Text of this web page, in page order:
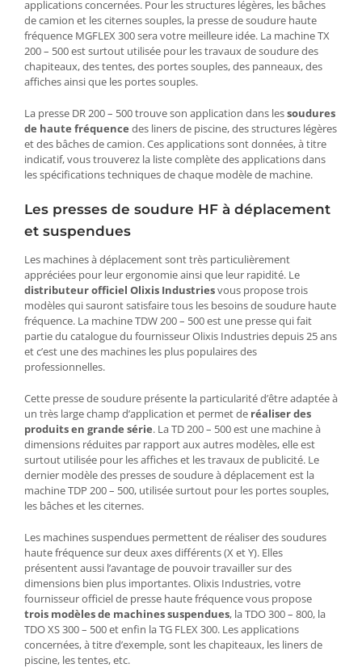
applications concernées. Pour les structures légères, les bâches
de camion et les citernes souples, la presse de soudure haute
fréquence MGFLEX 300 sera votre meilleure idée. La machine TX
200 – 500 est surtout utilisée pour les travaux de soudure des
chapiteaux, des tentes, des portes souples, des panneaux, des
affiches ainsi que les portes souples.
La presse DR 200 – 500 trouve son application dans lessoudures
de haute fréquence des liners de piscine, des structures légères
et des bâches de camion. Ces applications sont données, à titre
indicatif, vous trouverez la liste complète des applications dans
les spécifications techniques de chaque modèle de machine.
Les presses de soudure HF à déplacement
et suspendues
Les machines à déplacement sont très particulièrement
appréciées pour leur ergonomie ainsi que leur rapidité. Le
distributeur officiel Olixis Industriesvous propose trois
modèles qui sauront satisfaire tous les besoins de soudure haute
fréquence. La machine TDW 200 – 500 est une presse qui fait
partie du catalogue du fournisseur Olixis Industries depuis 25 ans
et c’est une des machines les plus populaires des
professionnelles.
Cette presse de soudure présente la particularité d’être adaptée à
un très large champ d’application et permet de réaliser des
produits en grande série. La TD 200 – 500 est une machine à
dimensions réduites par rapport aux autres modèles, elle est
surtout utilisée pour les affiches et les travaux de publicité. Le
dernier modèle des presses de soudure à déplacement est la
machine TDP 200 – 500, utilisée surtout pour les portes souples,
les bâches et les citernes.
Les machines suspendues permettent de réaliser des soudures
haute fréquence sur deux axes différents (X et Y). Elles
présentent aussi l’avantage de pouvoir travailler sur des
dimensions bien plus importantes. Olixis Industries, votre
fournisseur officiel de presse haute fréquence vous propose
trois modèles de machines suspendues, la TDO 300 – 800, la
TDO XS 300 – 500 et enfin la TG FLEX 300. Les applications
concernées, à titre d’exemple, sont les chapiteaux, les liners de
piscine, les tentes, etc.